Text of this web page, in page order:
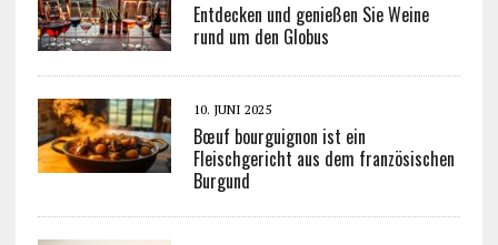
Entdecken und genießen Sie Weine
rund um den Globus
10. JUNI 2025
Bœuf bourguignon ist ein
Fleischgericht aus dem französischen
Burgund